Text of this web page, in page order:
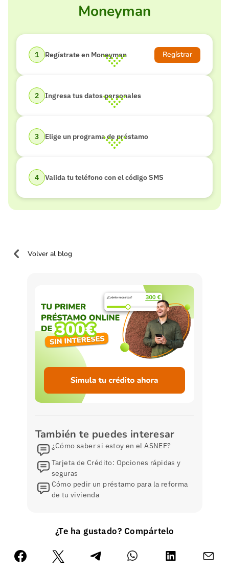
Moneyman
Regístrate en Moneyman Regístrar
Ingresa tus datos personales
Elige un programa de préstamo
Valida tu teléfono con el código SMS
Volver al blog
También te puedes interesar
¿Cómo saber si estoy en el ASNEF?
Tarjeta de Crédito: Opciones rápidas y
seguras
Cómo pedir un préstamo para la reforma
de tu vivienda
¿Te ha gustado? Compártelo